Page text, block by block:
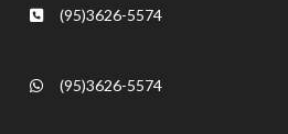
(95)3626-5574
(95)3626-5574